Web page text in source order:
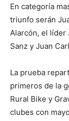
En categoría
triunfo serán
Alarcón, el líder
Sanz y Juan
La prueba
primeros de la
Rural Bike y
clubes con